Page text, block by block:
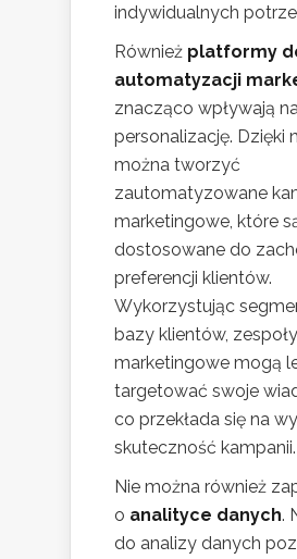
indywidualnych
Również platformy
automatyzacji
znacząco wpływają na
personalizację. Dzięki
można tworzyć
zautomatyzowane
marketingowe, które
dostosowane do
preferencji klientów.
Wykorzystując
bazy klientów, zespoły
marketingowe mogą
targetować swoje
co przekłada się na
skuteczność kampanii.
Nie można również
o analityce danych.
do analizy danych